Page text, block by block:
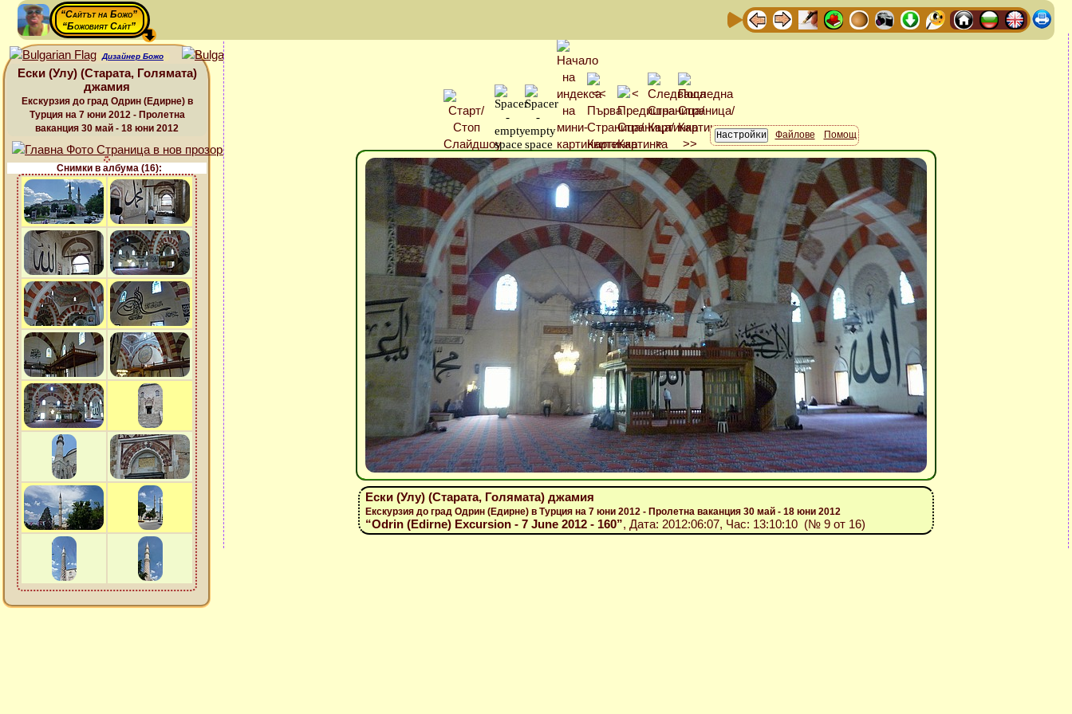
“Сайтът на Божо”
“Божовият Сайт”
Дизайнер Божо
Ески (Улу) (Старата, Голямата)
джамия
Екскурзия до град Одрин (Едирне) в
Турция на 7 юни 2012 - Пролетна
ваканция 30 май - 18 юни 2012
Снимки в албума (16):
Файлове Помощ
Ески (Улу) (Старата, Голямата) джамия
Екскурзия до град Одрин (Едирне) в Турция на 7 юни 2012 - Пролетна ваканция 30 май - 18 юни 2012
“Odrin (Edirne) Excursion - 7 June 2012 - 160”, Дата: 2012:06:07, Час: 13:10:10 (№ 9 от 16)